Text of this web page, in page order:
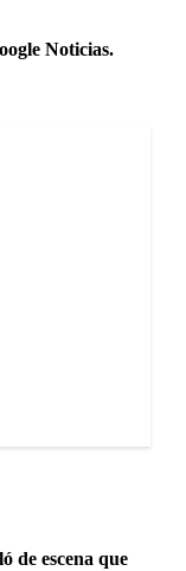
Noticias.
de escena que